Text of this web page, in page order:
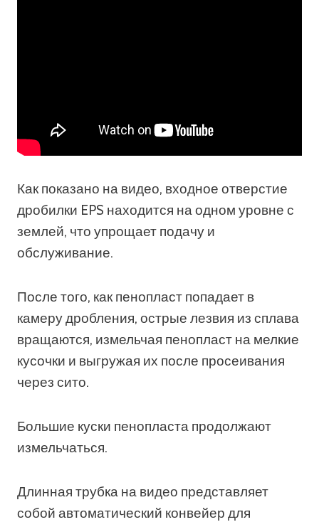
Как показано на видео, входное отверстие
дробилки EPS находится на одном уровне с
землей, что упрощает подачу и
обслуживание.
После того, как пенопласт попадает в
камеру дробления, острые лезвия из сплава
вращаются, измельчая пенопласт на мелкие
кусочки и выгружая их после просеивания
через сито.
Большие куски пенопласта продолжают
измельчаться.
Длинная трубка на видео представляет
собой автоматический конвейер для